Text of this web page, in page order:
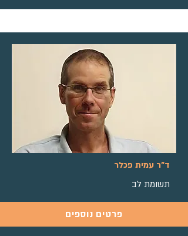
ד"ר עמית פכלר
תשומת לב
פרטים נוספים